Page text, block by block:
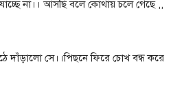
না।। আসছি বলে কোথায় চলে গেছে ,,
দাঁড়ালো সে।।পিছনে ফিরে চোখ বন্ধ করে